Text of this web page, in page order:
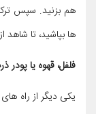
هم بزنید. سپس
ها بپاشید، تا
فلفل، قهوه یا پودر
یکی دیگر از راه